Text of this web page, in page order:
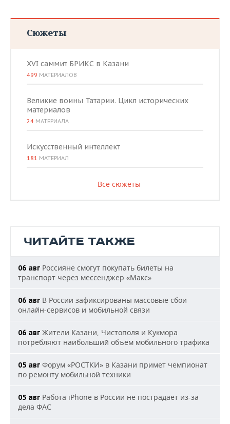
Сюжеты
XVI саммит БРИКС в Казани
499 МАТЕРИАЛОВ
Великие воины Татарии. Цикл исторических
материалов
24 МАТЕРИАЛА
Искусственный интеллект
181 МАТЕРИАЛ
Все сюжеты
ЧИТАЙТЕ ТАКЖЕ
06 авг Россияне смогут покупать билеты на
транспорт через мессенджер «Макс»
06 авг В России зафиксированы массовые сбои
онлайн-сервисов и мобильной связи
06 авг Жители Казани, Чистополя и Кукмора
потребляют наибольший объем мобильного трафика
05 авг Форум «РОСТКИ» в Казани примет чемпионат
по ремонту мобильной техники
05 авг Работа iPhone в России не пострадает из-за
дела ФАС